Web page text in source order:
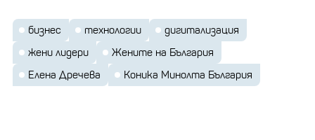
лидерската позиция на дружеството на пазара.
Коника Минолта България получи сертификат за
най-добър работодател в България за 2023 г. в
класацията на Top Employers Institute.
бизнес технологии
дигитализация
жени лидери
Жените на България
Елена Дречева
Коника Минолта България